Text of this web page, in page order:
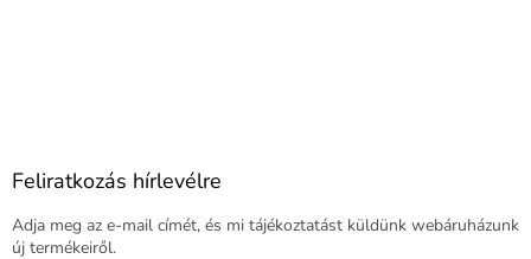
Feliratkozás hírlevélre
Adja meg az e-mail címét, és mi tájékoztatást küldünk webáruházunk
új termékeiről.